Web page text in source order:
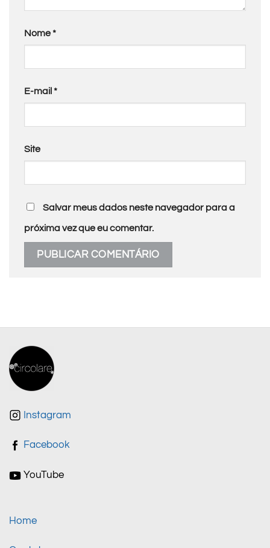
Nome*
E-mail *
Site
Salvar meus dados neste navegador para a
próxima vez que eu comentar.
Instagram
Facebook
YouTube
Home